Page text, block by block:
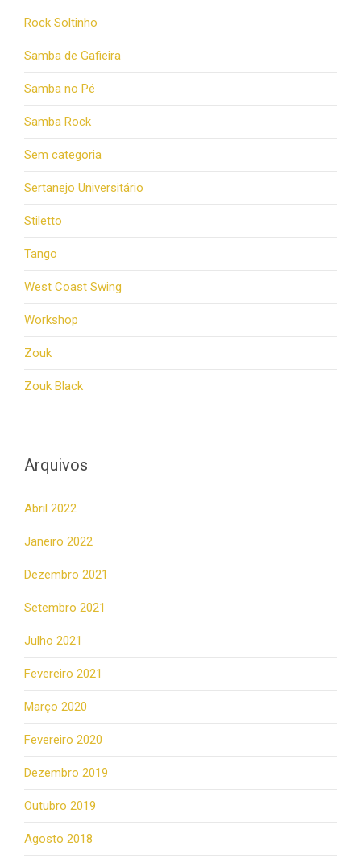
Rock Soltinho
Samba de Gafieira
Samba no Pé
Samba Rock
Sem categoria
Sertanejo Universitário
Stiletto
Tango
West Coast Swing
Workshop
Zouk
Zouk Black
Arquivos
Abril 2022
Janeiro 2022
Dezembro 2021
Setembro 2021
Julho 2021
Fevereiro 2021
Março 2020
Fevereiro 2020
Dezembro 2019
Outubro 2019
Agosto 2018